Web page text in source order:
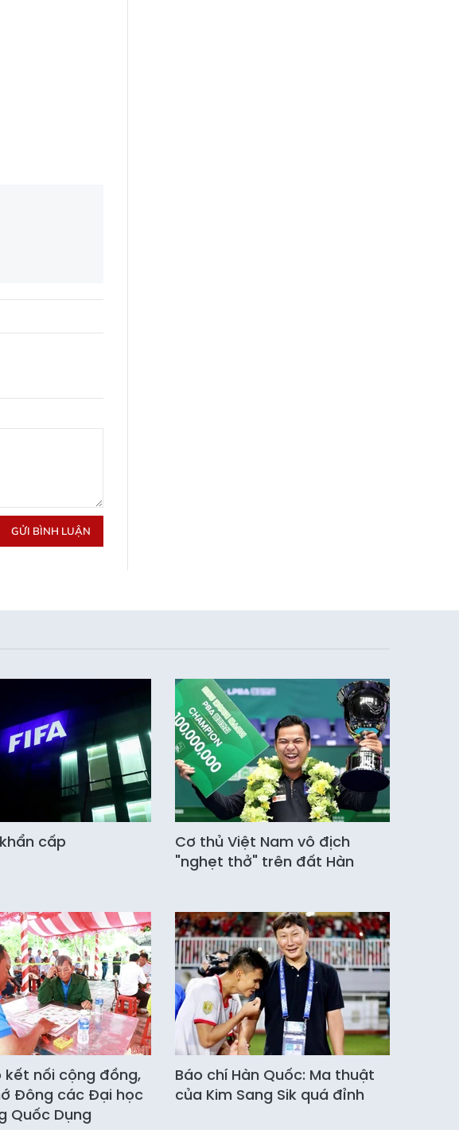
GỬI BÌNH LUẬN
cấp
Cơ thủ Việt Nam vô địch
"nghẹt thở" trên đất Hàn
kết nối cộng đồng,
Đông các Đại học
Quốc Dụng
Báo chí Hàn Quốc: Ma thuật
của Kim Sang Sik quá đỉnh